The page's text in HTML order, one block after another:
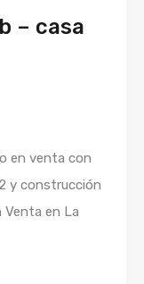
– casa
en venta con
y construcción
Venta en La